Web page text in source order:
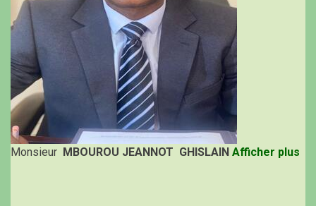
Monsieur MBOUROU JEANNOT GHISLAIN Afficher plus